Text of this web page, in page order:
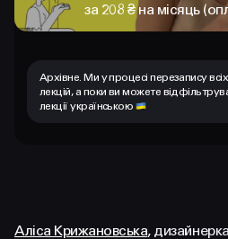
КОНТАКТИ
Архівне. Ми у процесі перезапису всіх
лекцій, а поки ви можете
лекції українською
за 208 ₴ на місяць
Аліса Крижановська,